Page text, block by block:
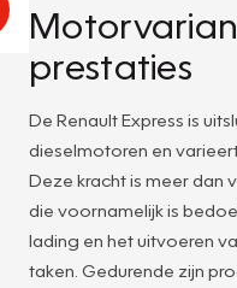
prestaties
De Renault Express is
dieselmotoren en
Deze kracht is meer
die voornamelijk is
lading en het uitvoeren
taken. Gedurende zijn